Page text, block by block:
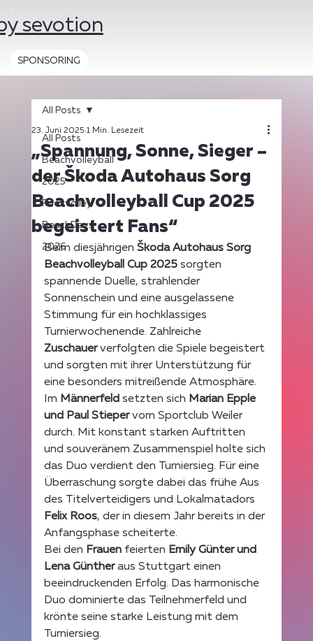
sevotion
SPONSORING
All Posts
Beachvolleyball
2025
Footvolley
BeachDays
2026
All Posts
„Spannung, Sonne, Sieger –
der Škoda Autohaus Sorg
Beachvolleyball Cup 2025
begeistert Fans“
23. Juni 2025 1 Min. Lesezeit
Beim diesjährigen Škoda Autohaus Sorg
Beachvolleyball Cup 2025 sorgten
spannende Duelle, strahlender
Sonnenschein und eine ausgelassene
Stimmung für ein hochklassiges
Turnierwochenende. Zahlreiche
Zuschauer verfolgten die Spiele begeistert
und sorgten mit ihrer Unterstützung für
eine besonders mitreißende Atmosphäre.
Im Männerfeld setzten sich Marian Epple
und Paul Stieper vom Sportclub Weiler
durch. Mit konstant starken Auftritten
und souveränem Zusammenspiel holte sich
das Duo verdient den Turniersieg. Für eine
Überraschung sorgte dabei das frühe Aus
des Titelverteidigers und Lokalmatadors
Felix Roos, der in diesem Jahr bereits in der
Anfangsphase scheiterte.
Bei den Frauen feierten Emily Günter und
Lena Günther aus Stuttgart einen
beeindruckenden Erfolg. Das harmonische
Duo dominierte das Teilnehmerfeld und
krönte seine starke Leistung mit dem
Turniersieg.